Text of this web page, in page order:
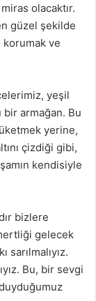
olacaktır.
güzel şekilde
korumak ve
yeşil
bir armağan. Bu
yerine,
çizdiği gibi,
kendisiyle
bizlere
gelecek
sarılmalıyız.
Bu, bir sevgi